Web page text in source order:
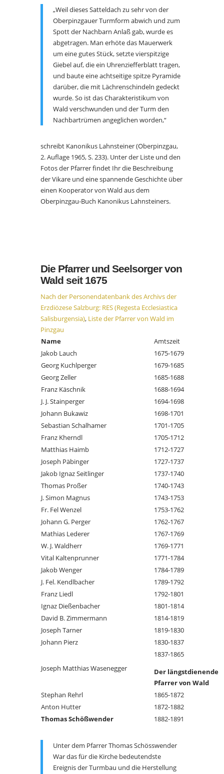
„Weil dieses Satteldach zu sehr von der
Oberpinzgauer Turmform abwich und zum
Spott der Nachbarn Anlaß gab, wurde es
abgetragen. Man erhöte das Mauerwerk
um eine gutes Stück, setzte vierspitzige
Giebel auf, die ein Uhrenziefferblatt tragen,
und baute eine achtseitige spitze Pyramide
darüber, die mit Lächrenschindeln gedeckt
wurde. So ist das Charakteristikum von
Wald verschwunden und der Turm den
Nachbartrümen angeglichen worden,“
schreibt Kanonikus Lahnsteiner (Oberpinzgau,
2. Auflage 1965, S. 233). Unter der Liste und den
Fotos der Pfarrer findet Ihr die Beschreibung
der Vikare und eine spannende Geschichte über
einen Kooperator von Wald aus dem
Oberpinzgau-Buch Kanonikus Lahnsteiners.
Die Pfarrer und Seelsorger von
Wald seit 1675
Nach der Personendatenbank des Archivs der
Erzdiözese Salzburg: RES (Regesta Ecclesiastica
Salisburgensia), Liste der Pfarrer von Wald im
Pinzgau
Name
Amtszeit
Jakob Lauch
1675-1679
Georg Kuchlperger
1679-1685
Georg Zeller
1685-1688
Franz Käschnik
1688-1694
J. J. Stainperger
1694-1698
Johann Bukawiz
1698-1701
Sebastian Schalhamer
1701-1705
Franz Kherndl
1705-1712
Matthias Haimb
1712-1727
Joseph Päbinger
1727-1737
Jakob Ignaz Seitlinger
1737-1740
Thomas Proßer
1740-1743
J. Simon Magnus
1743-1753
Fr. Fel Wenzel
1753-1762
Johann G. Perger
1762-1767
Mathias Lederer
1767-1769
W. J. Waldherr
1769-1771
Vital Kaltenprunner
1771-1784
Jakob Wenger
1784-1789
J. Fel. Kendlbacher
1789-1792
Franz Liedl
1792-1801
Ignaz Dießenbacher
1801-1814
David B. Zimmermann
1814-1819
Joseph Tarner
1819-1830
Johann Pierz
1830-1837
Joseph Matthias Wasenegger
1837-1865
Der längstdienende
Pfarrer von Wald
Stephan Rehrl
1865-1872
Anton Hutter
1872-1882
Thomas Schößwender
1882-1891
Unter dem Pfarrer Thomas Schösswender
War das für die Kirche bedeutendste
Ereignis der Turmbau und die Herstellung